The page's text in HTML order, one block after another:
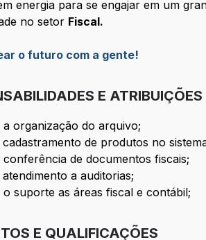
energia para se engajar em um
no setor Fiscal.
o futuro com a gente!
E ATRIBUIÇÕES
organização do arquivo;
cadastramento de produtos no
de documentos fiscais;
a auditorias;
suporte as áreas fiscal e contábil;
E QUALIFICAÇÕES